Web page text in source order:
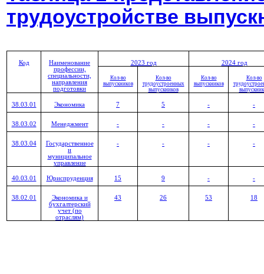
трудоустройстве
Код
Наименование
профессии,
специальности,
направления
подготовки
2023 год 2024 год
Кол-во
выпускников
Кол-во
трудоустроенных
выпускников
Кол-во
выпускников
Кол-во
38.03.01 Экономика 7 5 - -
38.03.02 Менеджмент - - - -
38.03.04
Государственное
и
муниципальное
управление
- - - -
40.03.01 Юриспруденция 15 9 - -
38.02.01
Экономика и
бухгалтерский
учет (по
отраслям)
43 26 53 18